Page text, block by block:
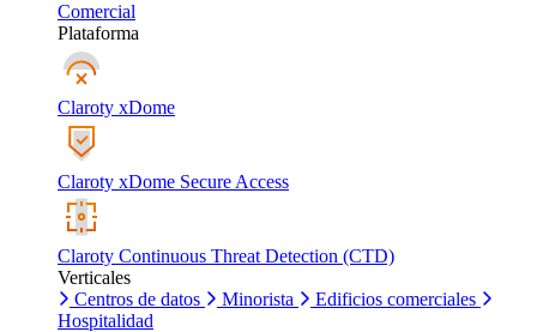
Comercial
Plataforma
Claroty xDome
Claroty xDome Secure Access
Claroty Continuous Threat Detection (CTD)
Verticales
Centros de datos
Minorista
Edificios comerciales
Hospitalidad